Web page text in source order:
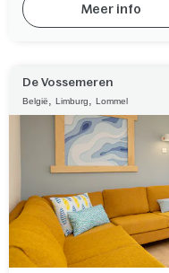
Meer info
De Vossemeren
België Limburg Lommel